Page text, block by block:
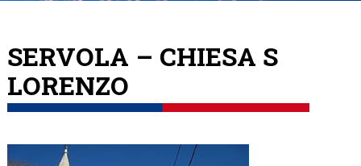
SERVOLA – CHIESA S
LORENZO